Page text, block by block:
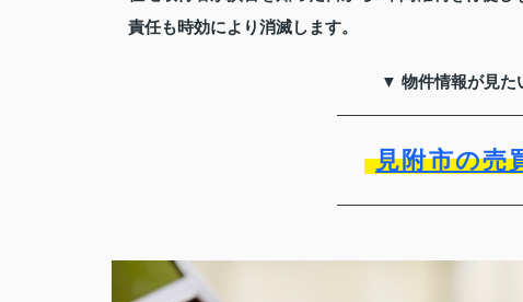
責任も時効により消滅します。
▼ 物件情報が見た
見附市の売